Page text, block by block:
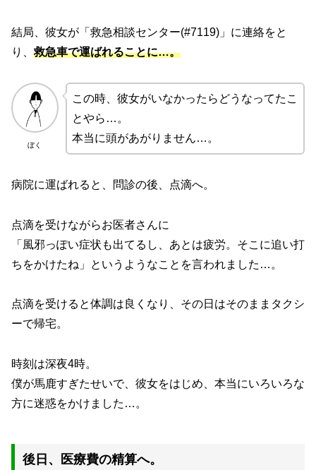
結局、彼女が「救急相談センター(#7119)」に連絡をと
り、救急車で運ばれることに…。
ぼく
この時、彼女がいなかったらどうなってたこ
とやら…。
本当に頭があがりません…。
病院に運ばれると、問診の後、点滴へ。
点滴を受けながらお医者さんに
「風邪っぽい症状も出てるし、あとは疲労。そこに追い打
ちをかけたね」というようなことを言われました…。
点滴を受けると体調は良くなり、その日はそのままタクシ
ーで帰宅。
時刻は深夜4時。
僕が馬鹿すぎたせいで、彼女をはじめ、本当にいろいろな
方に迷惑をかけました…。
後日、医療費の精算へ。